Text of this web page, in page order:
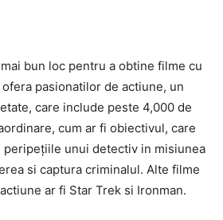
bun loc pentru a obtine filme cu
pasionatilor de actiune, un
care include peste 4,000 de
cum ar fi obiectivul, care
unui detectiv in misiunea
si captura criminalul. Alte filme
ar fi Star Trek si Ironman.